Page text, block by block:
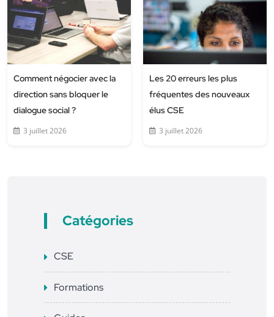
Comment négocier avec la
direction sans bloquer le
dialogue social ?
3 juillet 2026
Les 20 erreurs les plus
fréquentes des nouveaux
élus CSE
3 juillet 2026
Catégories
CSE
Formations